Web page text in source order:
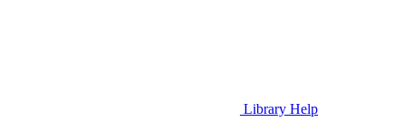
Library Help